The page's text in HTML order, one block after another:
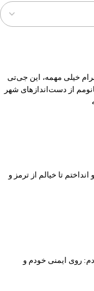
خیلی مهمه، این جی‌تی
از دست‌اندازهای شهر
تا خیالم از ترمز و
روی ایمنی خودم و